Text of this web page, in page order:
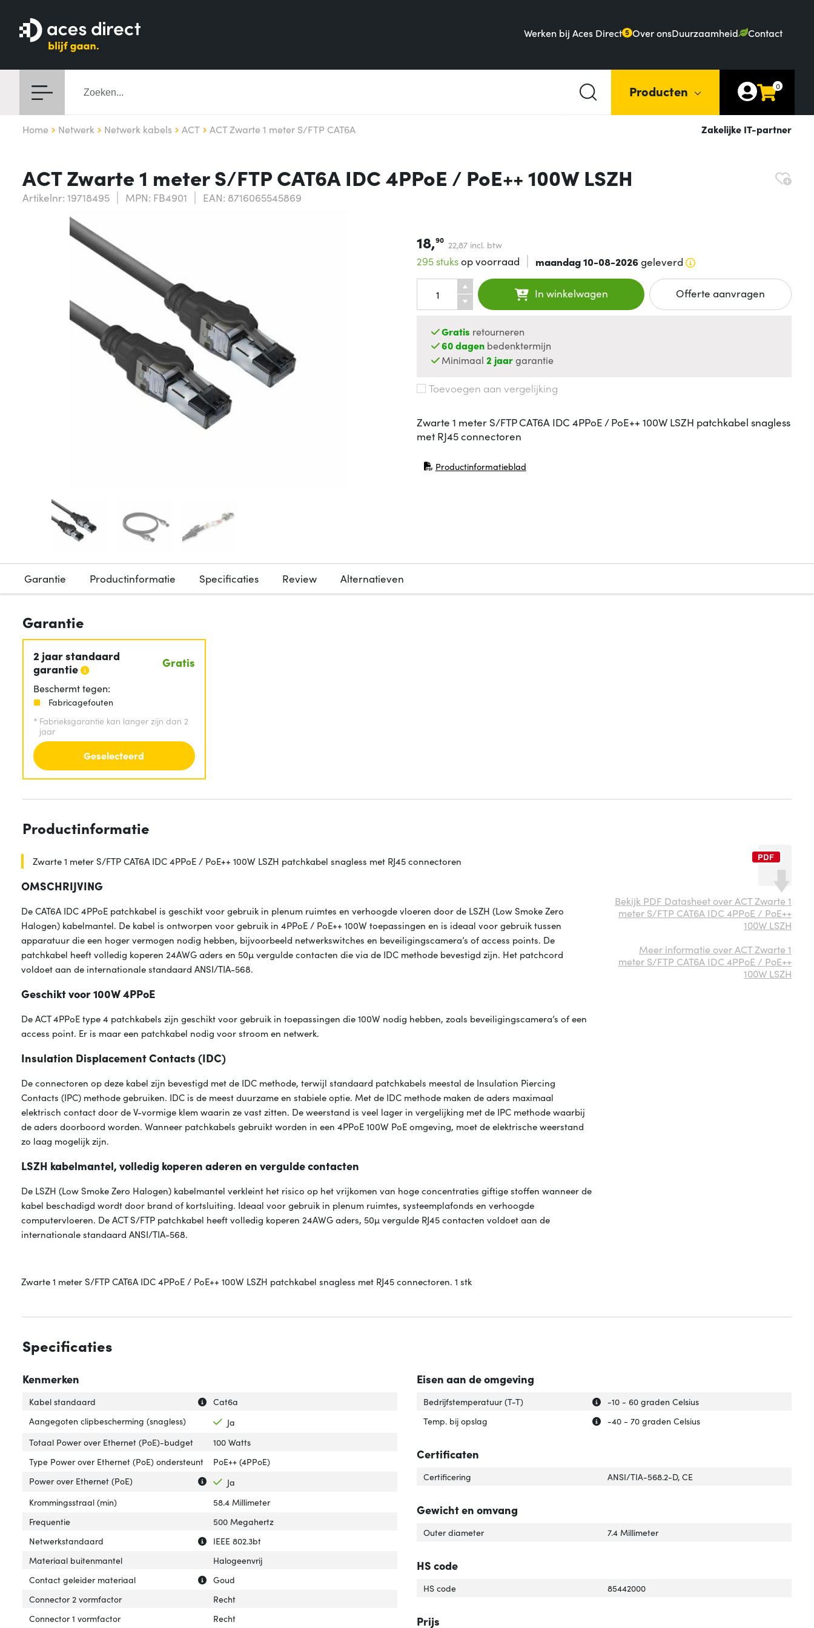
Werken bij Aces Direct 5 Over onsDuurzaamheid Contact
Producten 0
Home Netwerk Netwerk kabels ACT ACT Zwarte 1 meter S/FTP CAT6A Zakelijke IT-partner
ACT Zwarte 1 meter S/FTP CAT6A IDC 4PPoE / PoE++ 100W LSZH
Artikelnr: 19718495 MPN: FB4901 EAN: 8716065545869
18,90 22,87 incl. btw
295 stuksop voorraad maandag 10-08-2026geleverd
In winkelwagen Offerte aanvragen
Gratis retourneren
60 dagen bedenktermijn
Minimaal2 jaargarantie
Toevoegen aan vergelijking
Zwarte 1 meter S/FTP CAT6A IDC 4PPoE / PoE++ 100W LSZH patchkabel snagless
met RJ45 connectoren
Productinformatieblad
(opent in nieuw venster)
Garantie Productinformatie Specificaties Review Alternatieven
Garantie
2 jaar standaard
garantie
Gratis
Beschermt tegen:
Fabricagefouten
* Fabrieksgarantie kan langer zijn dan 2
jaar
Geselecteerd
Productinformatie
Zwarte 1 meter S/FTP CAT6A IDC 4PPoE / PoE++ 100W LSZH patchkabel snagless met RJ45 connectoren
OMSCHRIJVING
De CAT6A IDC 4PPoE patchkabel is geschikt voor gebruik in plenum ruimtes en verhoogde vloeren door de LSZH (Low Smoke Zero
Halogen) kabelmantel. De kabel is ontworpen voor gebruik in 4PPoE / PoE++ 100W toepassingen en is ideaal voor gebruik tussen
apparatuur die een hoger vermogen nodig hebben, bijvoorbeeld netwerkswitches en beveiligingscamera’s of access points. De
patchkabel heeft volledig koperen 24AWG aders en 50µ vergulde contacten die via de IDC methode bevestigd zijn. Het patchcord
voldoet aan de internationale standaard ANSI/TIA-568.
Geschikt voor 100W 4PPoE
De ACT 4PPoE type 4 patchkabels zijn geschikt voor gebruik in toepassingen die 100W nodig hebben, zoals beveiligingscamera’s of een
access point. Er is maar een patchkabel nodig voor stroom en netwerk.
Insulation Displacement Contacts (IDC)
De connectoren op deze kabel zijn bevestigd met de IDC methode, terwijl standaard patchkabels meestal de Insulation Piercing
Contacts (IPC) methode gebruiken. IDC is de meest duurzame en stabiele optie. Met de IDC methode maken de aders maximaal
elektrisch contact door de V-vormige klem waarin ze vast zitten. De weerstand is veel lager in vergelijking met de IPC methode waarbij
de aders doorboord worden. Wanneer patchkabels gebruikt worden in een 4PPoE 100W PoE omgeving, moet de elektrische weerstand
zo laag mogelijk zijn.
LSZH kabelmantel, volledig koperen aderen en vergulde contacten
De LSZH (Low Smoke Zero Halogen) kabelmantel verkleint het risico op het vrijkomen van hoge concentraties giftige stoffen wanneer de
kabel beschadigd wordt door brand of kortsluiting. Ideaal voor gebruik in plenum ruimtes, systeemplafonds en verhoogde
computervloeren. De ACT S/FTP patchkabel heeft volledig koperen 24AWG aders, 50µ vergulde RJ45 contacten voldoet aan de
internationale standaard ANSI/TIA-568.
Zwarte 1 meter S/FTP CAT6A IDC 4PPoE / PoE++ 100W LSZH patchkabel snagless met RJ45 connectoren. 1 stk
Bekijk PDF Datasheet over ACT Zwarte 1
meter S/FTP CAT6A IDC 4PPoE / PoE++
100W LSZH
Meer informatie over ACT Zwarte 1
meter S/FTP CAT6A IDC 4PPoE / PoE++
100W LSZH
Specificaties
Kenmerken
Uitleg over 'Kabel standaard'
Verberg uitleg over 'Kabel standaard'
Kabel standaard
Cat6a
Aangegoten clipbescherming (snagless)
Ja
Totaal Power over Ethernet (PoE)-budget
100 Watts
Type Power over Ethernet (PoE) ondersteunt
PoE++ (4PPoE)
Uitleg over 'Power over Ethernet (PoE)'
Verberg uitleg over 'Power over Ethernet (PoE)'
Power over Ethernet (PoE)
Ja
Krommingsstraal (min)
58.4 Millimeter
Frequentie
500 Megahertz
Uitleg over 'Netwerkstandaard'
Verberg uitleg over 'Netwerkstandaard'
Netwerkstandaard
IEEE 802.3bt
Materiaal buitenmantel
Halogeenvrij
Uitleg over 'Contact geleider materiaal'
Verberg uitleg over 'Contact geleider materiaal'
Contact geleider materiaal
Goud
Connector 2 vormfactor
Recht
Connector 1 vormfactor
Recht
Eisen aan de omgeving
Uitleg over 'Bedrijfstemperatuur (T-T)'
Verberg uitleg over 'Bedrijfstemperatuur (T-T)'
Bedrijfstemperatuur (T-T)
-10 - 60 graden Celsius
Uitleg over 'Temp. bij opslag'
Verberg uitleg over 'Temp. bij opslag'
Temp. bij opslag -40 - 70 graden Celsius
Certificaten
Certificering ANSI/TIA-568.2-D, CE
Gewicht en omvang
Outer diameter 7.4 Millimeter
HS code
HS code 85442000
Prijs